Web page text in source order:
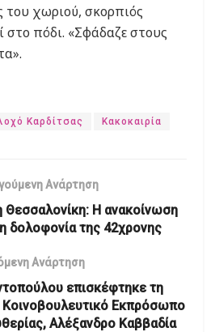
χωριού, σκορπιός
στο πόδι. «Σφάδαζε στους
Καρδίτσας Κακοκαιρία
Ανάρτηση
Θεσσαλονίκη: Η ανακοίνωση
δολοφονία της 42χρονης
Ανάρτηση
επισκέφτηκε τη
Κοινοβουλευτικό Εκπρόσωπο
Αλέξανδρο Καββαδία